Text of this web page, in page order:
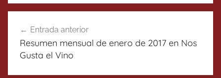
de
entradas
Entrada anterior
Resumen mensual de enero de 2017 en Nos
Gusta el Vino